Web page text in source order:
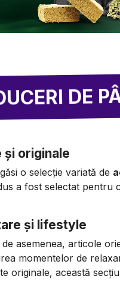
PÂNĂ
originale
o selecție variată de
a fost selectat pentru
și lifestyle
asemenea, articole
momentelor de
originale, această